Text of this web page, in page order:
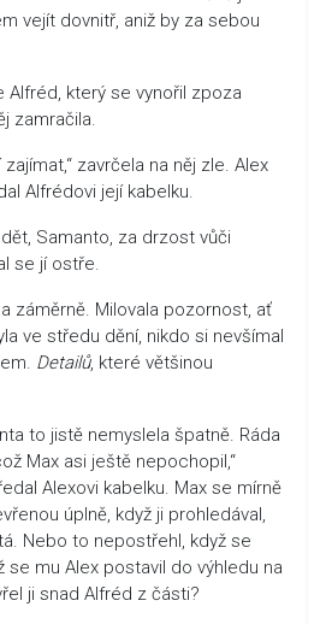
vejít dovnitř, aniž by za sebou
Alfréd, který se vynořil zpoza
zamračila.
zavrčela na něj zle. Alex
Alfrédovi její kabelku.
Samanto, za drzost vůči
se jí ostře.
záměrně. Milovala pozornost, ať
ve středu dění, nikdo si nevšímal
Detailů, které většinou
to jistě nemyslela špatně. Ráda
Max asi ještě nepochopil,“
Alexovi kabelku. Max se mírně
úplně, když ji prohledával,
Nebo to nepostřehl, když se
se mu Alex postavil do výhledu na
ji snad Alfréd z části?